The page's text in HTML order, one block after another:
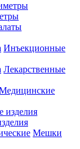
Инъекционные
Лекарственные
Мешки